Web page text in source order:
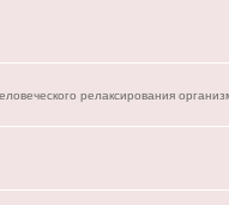
релаксирования